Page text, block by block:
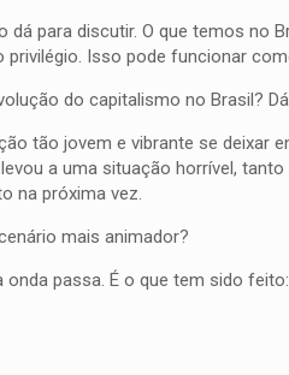
para discutir. O que temos no
Isso pode funcionar
do capitalismo no Brasil?
tão jovem e vibrante se deixar
a uma situação horrível,
na próxima vez.
mais animador?
passa. É o que tem sido